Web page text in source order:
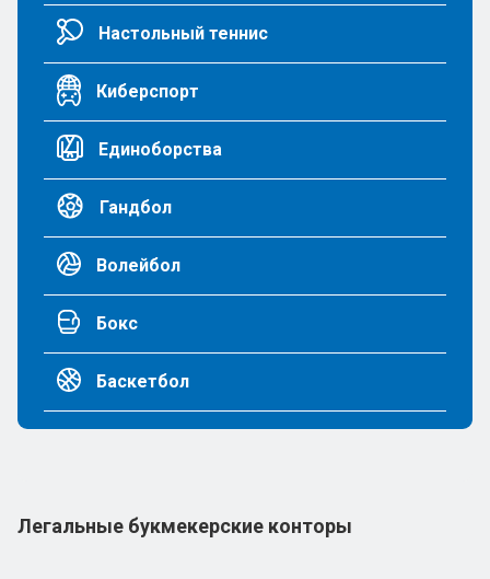
Настольный теннис
Киберспорт
Единоборства
Гандбол
Волейбол
Бокс
Баскетбол
Легальные букмекерские конторы